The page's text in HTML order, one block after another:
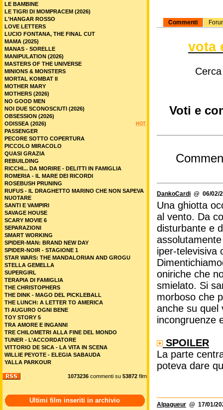
Commenti
vota
Voti e
DankoCardi @ 06/02/
Una ghiotta
al vento. Da
disturbante e
iper-televisiva
oniriche che
smielato. Si
morboso che
anche su quel
incongruenze
SPOILER
La parte
poteva dare
Alpagueur @ 17/01/
LE BAMBINE
LE TIGRI DI MOMPRACEM (2026)
L'HANGAR ROSSO
LOVE LETTERS
LUCIO FONTANA, THE FINAL CUT
MAMA (2025)
MANAS - SORELLE
MANIPULATION (2026)
MASTERS OF THE UNIVERSE
MINIONS & MONSTERS
MORTAL KOMBAT II
MOTHER MARY
MOTHERS (2026)
NO GOOD MEN
NOI DUE SCONOSCIUTI (2026)
OBSESSION (2026)
HOT
ODISSEA (2026)
PASSENGER
PECORE SOTTO COPERTURA
PICCOLO MIRACOLO
QUASI GRAZIA
REBUILDING
RICCHI... DA MORIRE - DELITTI IN FAMIGLIA
ROMERIA - IL MARE DEI RICORDI
ROSEBUSH PRUNING
RUFUS - IL DRAGHETTO MARINO CHE NON SAPEVA
NUOTARE
SANTI E VAMPIRI
SAVAGE HOUSE
SCARY MOVIE 6
SEPARAZIONI
SMART WORKING
SPIDER-MAN: BRAND NEW DAY
SPIDER-NOIR - STAGIONE 1
STAR WARS: THE MANDALORIAN AND GROGU
STELLA GEMELLA
SUPERGIRL
TERAPIA DI FAMIGLIA
THE CHRISTOPHERS
THE DINK - MAGO DEL PICKLEBALL
THE LUNCH: A LETTER TO AMERICA
TI AUGURO OGNI BENE
TOY STORY 5
TRA AMORE E INGANNI
TRE CHILOMETRI ALLA FINE DEL MONDO
TUNER - L’ACCORDATORE
VITTORIO DE SICA - LA VITA IN SCENA
WILLIE PEYOTE - ELEGIA SABAUDA
YALLA PARKOUR
1073236 commenti su 53872 film
Ultimi film inseriti in archivio